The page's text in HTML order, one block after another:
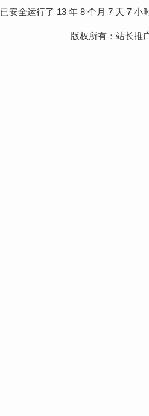
已安全运行了 13 年 8 个月 7 天 7 小
版权所有： 站长推